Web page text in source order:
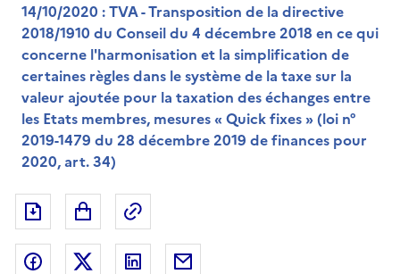
14/10/2020 : TVA - Transposition de la directive
2018/1910 du Conseil du 4 décembre 2018 en ce qui
concerne l'harmonisation et la simplification de
certaines règles dans le système de la taxe sur la
valeur ajoutée pour la taxation des échanges entre
les Etats membres, mesures « Quick fixes » (loi n°
2019-1479 du 28 décembre 2019 de finances pour
2020, art. 34)
Exporter le document au format pdf
Partager sur Facebook
Partager sur Twitter
Partager sur LinkedIn